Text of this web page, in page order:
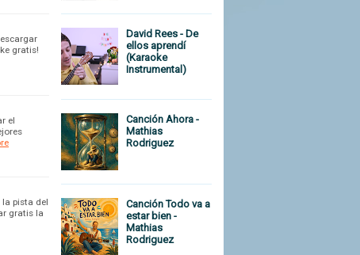
gratis!
el
pista del
gratis la
David Rees - De
ellos aprendí
(Karaoke
Instrumental)
Canción Ahora -
Mathias
Rodriguez
Canción Todo va a
estar bien -
Mathias
Rodriguez